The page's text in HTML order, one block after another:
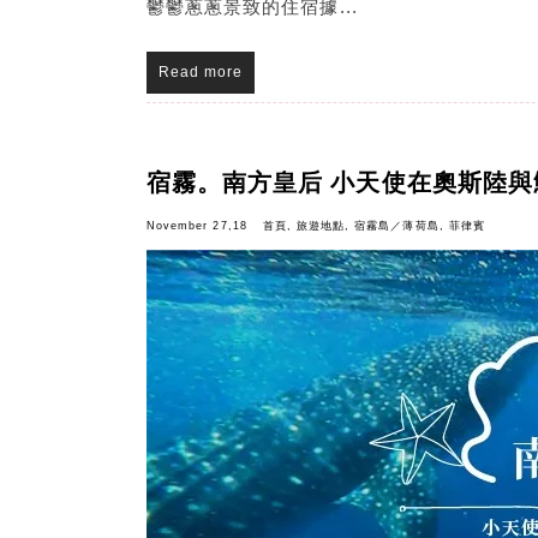
鬱鬱蔥蔥景致的住宿據...
Read more
宿霧。南方皇后 小天使在奧斯陸
November 27,18 首頁, 旅遊地點,宿霧島／薄荷島 , 菲律賓